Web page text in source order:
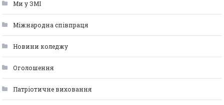
Ми у ЗМІ
Міжнародна співпраця
Новини коледжу
Оголошення
Патріотичне виховання